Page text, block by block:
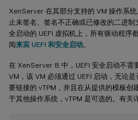
XenServer 在其部分支持的 VM 操作系
止未签名、签名不正确或已修改的二进
全启动的 UEFI 虚拟机上，所有驱动程序
阅来宾 UEFI 和安全启动。
在 XenServer 8 中，UEFI 安全启动不需
VM，该 VM 必须通过 UEFI 启动，无论
要链接的 vTPM，并且在从提供的模板创
于其他操作系统，vTPM 是可选的。有关